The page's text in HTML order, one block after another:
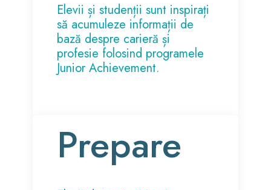
Elevii și studenții sunt inspirați
să acumuleze informații de
bază despre carieră și
profesie folosind programele
Junior Achievement.
Prepare